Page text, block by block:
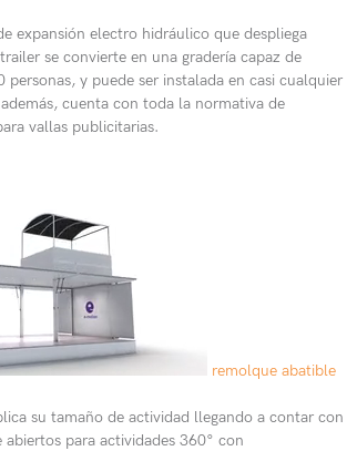
expansión electro hidráulico que despliega
se convierte en una gradería capaz de
personas, y puede ser instalada en casi cualquier
cuenta con toda la normativa de
vallas publicitarias.
remolque abatible
su tamaño de actividad llegando a contar con
para actividades 360° con